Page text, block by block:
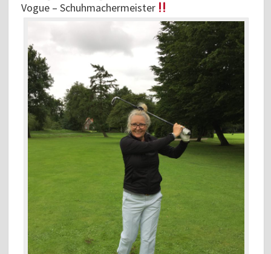
Vogue – Schuhmachermeister